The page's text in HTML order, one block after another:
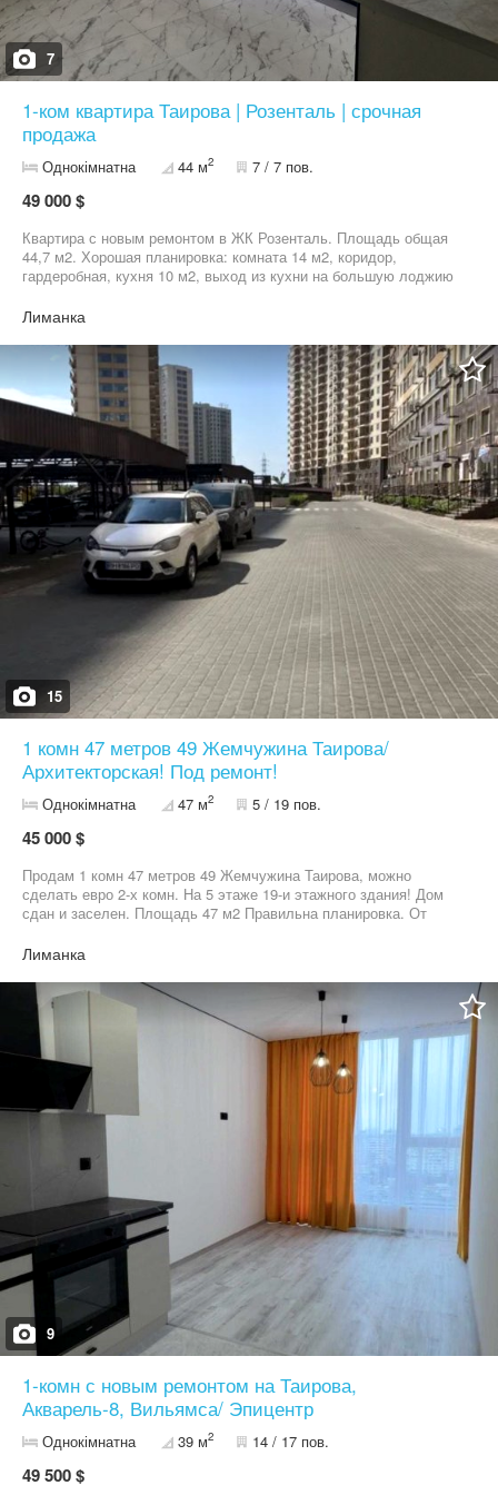
7
1-ком квартира Таирова | Розенталь | срочная
продажа
Однокімнатна 44 м2 7 / 7 пов.
49 000 $
Квартира с новым ремонтом в ЖК Розенталь. Площадь общая
44,7 м2. Хорошая планировка: комната 14 м2, коридор,
гардеробная, кухня 10 м2, выход из кухни на большую лоджию
Квартира с газом. Установлен теплосчетчик. Малоэтажный
остановка. Продажа по переуступке – входит в стоимость. ID
213-300-983
Лиманка
15
1 комн 47 метров 49 Жемчужина Таирова/
Архитекторская! Под ремонт!
Однокімнатна 47 м2 5 / 19 пов.
45 000 $
Продам 1 комн 47 метров 49 Жемчужина Таирова, можно
сделать евро 2-х комн. На 5 этаже 19-и этажного здания! Дом
сдан и заселен. Площадь 47 м2 Правильна планировка. От
школы для детей, магазины и рядом оптовый рынок, Метро,
отопление. Своя обслуживающая компания. Во время
воздушной тревоги - генератор работает днем и ночью.
Красивый двор, детская площадка, в доме находится детский
сад, удобный подъезд, развитая инфраструктура. К морю 10
минут на авто. Ильфа и Петрова, Академика Вильямса,
Архитекторская, Строителей, проспект Небесной Сотни.
Звоните! Подробности по телефону. Узнайте первыми о самых
выгодных предложениях недвижимости в Одессе! Подпишитесь
или позвоните на телеграмм Domus - нерухомість Одеси Номер
оголошення на сайті компанії: SF-2-767-118-LX.
Лиманка
9
1-комн с новым ремонтом на Таирова,
Акварель-8, Вильямса/ Эпицентр
Однокімнатна 39 м2 14 / 17 пов.
49 500 $